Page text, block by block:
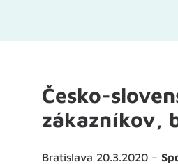
Česko-
zákazníkov,
Bratislava 20.3.2020 –